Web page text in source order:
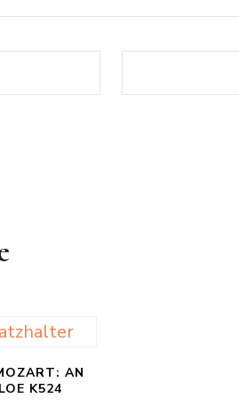
AN
K524